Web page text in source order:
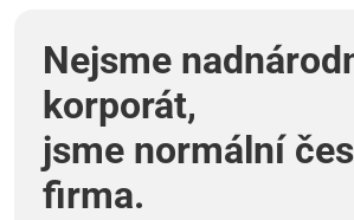
Nejsme
korporát,
jsme normální
firma.